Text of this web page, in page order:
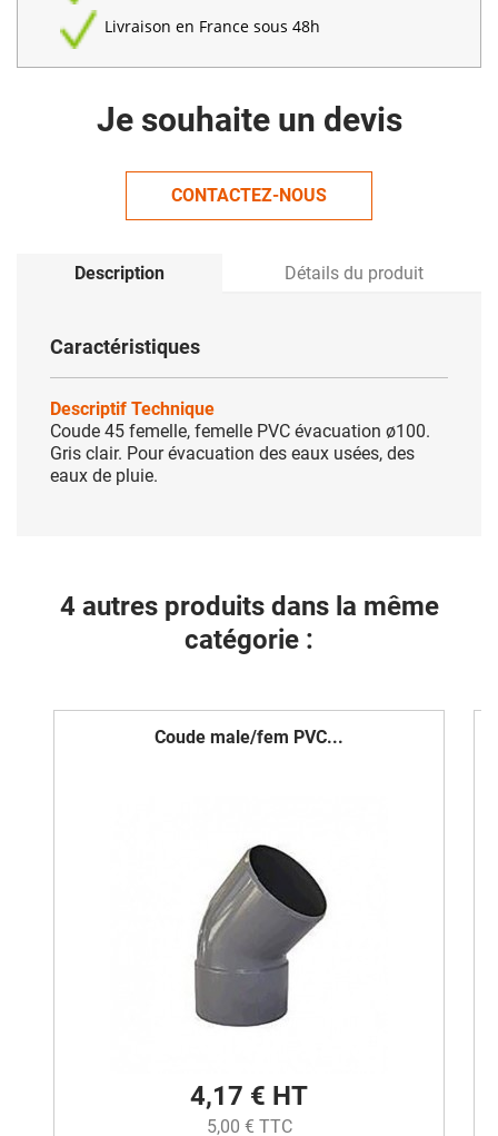
Livraison en France sous 48h
Je souhaite un devis
CONTACTEZ-NOUS
Description Détails du produit
Caractéristiques
Descriptif Technique
Coude 45 femelle, femelle PVC évacuation ø100.
Gris clair. Pour évacuation des eaux usées, des
eaux de pluie.
4 autres produits dans la même
catégorie :
Coude male/fem PVC...
4,17 € HT
5,00 € TTC